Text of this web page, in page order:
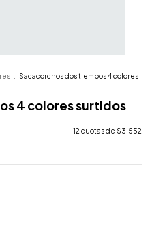
Sacacorchos dos tiempos 4 colores
4 colores surtidos
12 cuotas de $3.552